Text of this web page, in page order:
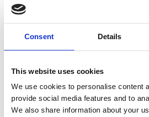
Consent Details
This website uses cookies
We use cookies to personalise content
provide social media features and to
We also share information about your